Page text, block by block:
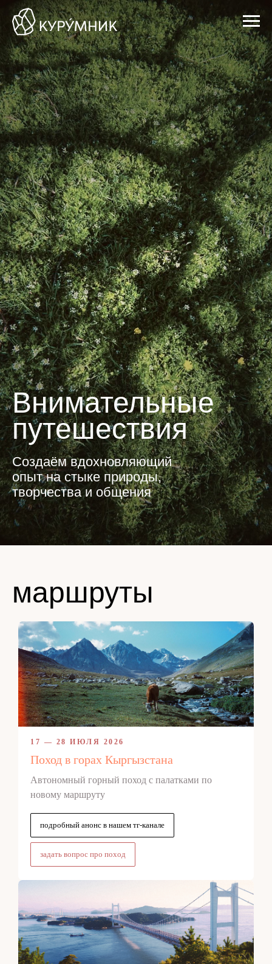
Внимательные
путешествия
Создаём вдохновляющий
опыт на стыке природы,
творчества и общения
маршруты
17 — 28 ИЮЛЯ 2026
Поход в горах Кыргызстана
Автономный горный поход с палатками по
новому маршруту
подробный анонс в нашем тг-канале
задать вопрос про поход